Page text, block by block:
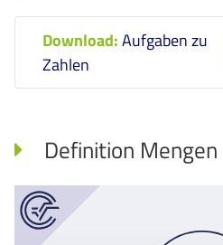
Download:Aufgaben zu
Zahlen
Definition Mengen